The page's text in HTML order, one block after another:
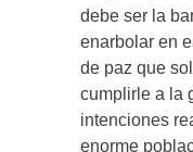
debe ser la
enarbolar en
de paz que
cumplirle a la
intenciones
enorme